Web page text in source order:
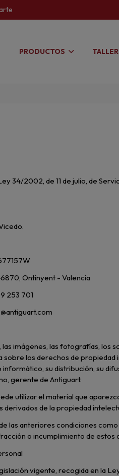
PRODUCTOS
34/2002, de 11 de julio, de
Ontinyent - Valencia
253 701
imágenes, las fotografías, los
los derechos de
su distribución, su
gerente de Antiguart.
utilizar el material que
derivados de la propiedad
las anteriores condiciones
o incumplimiento de estos
vigente, recogida en la